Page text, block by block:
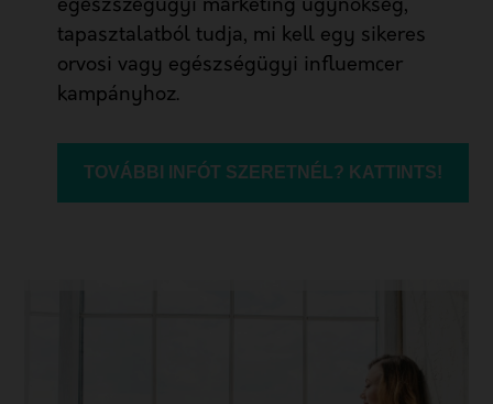
egészszégügyi marketing ügynökség,
tapasztalatból tudja, mi kell egy sikeres
orvosi vagy egészségügyi influemcer
kampányhoz.
TOVÁBBI INFÓT SZERETNÉL? KATTINTS!